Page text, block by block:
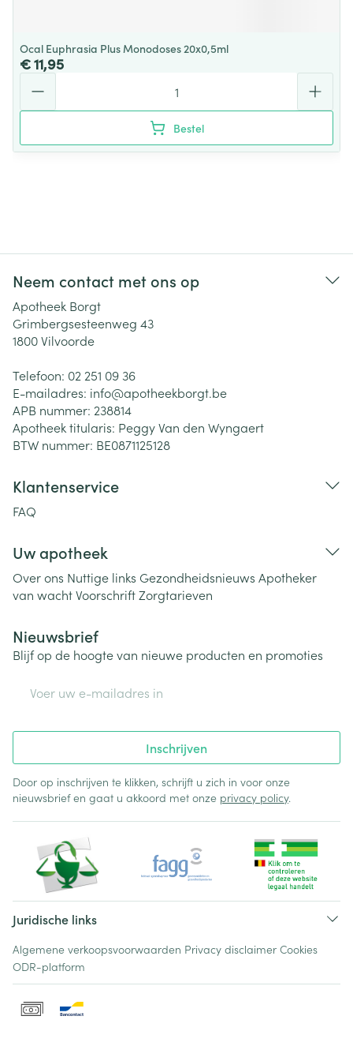
Ocal Euphrasia Plus Monodoses 20x0,5ml
€ 11,95
Bestel
Neem contact met ons op
Apotheek Borgt
Grimbergsesteenweg 43
1800Vilvoorde
Telefoon: 02 251 09 36
E-mailadres: info@apotheekborgt.be
APB nummer: 238814
Apotheek titularis: Peggy Van den Wyngaert
BTW nummer: BE0871125128
Klantenservice
FAQ
Uw apotheek
Over ons Nuttige links Gezondheidsnieuws Apotheker
van wachtVoorschriftZorgtarieven
Nieuwsbrief
Blijf op de hoogte van nieuwe producten en promoties
Inschrijven
Door op inschrijven te klikken, schrijft u zich in voor onze
nieuwsbrief en gaat u akkoord met onze privacy policy.
Juridische links
Algemene verkoopsvoorwaarden Privacy disclaimer Cookies
ODR-platform